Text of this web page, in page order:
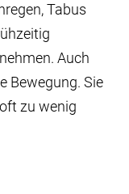
Tabus
Auch
Bewegung. Sie
zu wenig